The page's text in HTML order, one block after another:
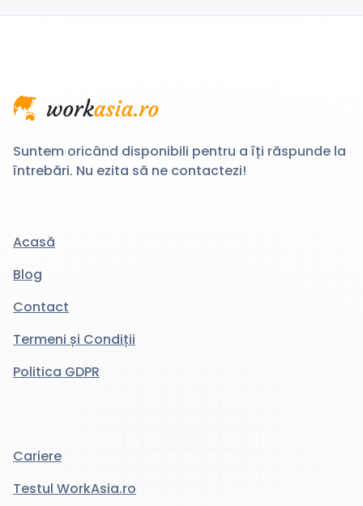
Suntem oricând disponibili pentru a îți răspunde la
întrebări. Nu ezita să ne contactezi!
Acasă
Blog
Contact
Termeni și Condiții
Politica GDPR
Cariere
Testul WorkAsia.ro